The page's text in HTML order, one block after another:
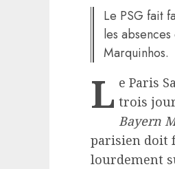
Le PSG fait
les
Marquinhos.
L e Paris
trois
Bayern
parisien doit
lourdement